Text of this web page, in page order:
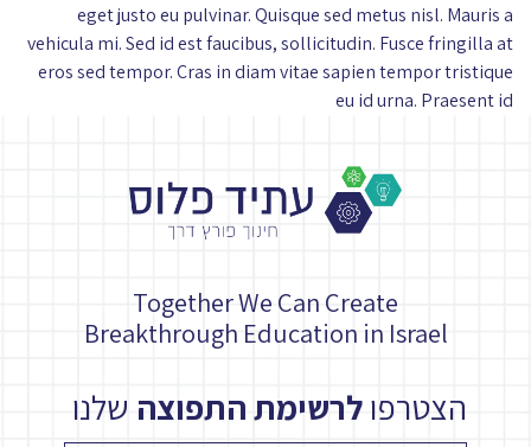
eget justo eu pulvinar. Quisque sed metus nisl. Mauris a
vehicula mi. Sed id est faucibus, sollicitudin. Fusce fringilla at
eros sed tempor. Cras in diam vitae sapien tempor tristique
eu id urna. Praesent id
Together We Can Create
Breakthrough Education in Israel
הצטרפולרשימת התפוצה שלנו